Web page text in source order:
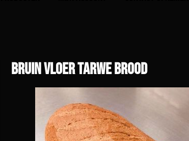
Bruin vloer tarwe brood